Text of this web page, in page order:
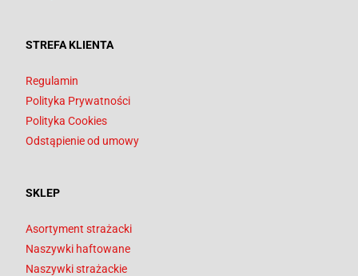
STREFA KLIENTA
Regulamin
Polityka Prywatności
Polityka Cookies
Odstąpienie od umowy
SKLEP
Asortyment strażacki
Naszywki haftowane
Naszywki strażackie